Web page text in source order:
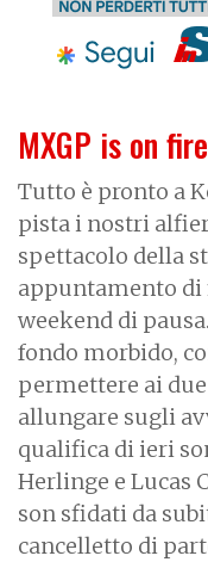
MXGP is on
Tutto è pronto a
pista i nostri
spettacolo della
appuntamento
weekend di
fondo morbido,
permettere ai
allungare sugli
qualifica di ieri
Herlinge e Lucas
son sfidati da
cancelletto di